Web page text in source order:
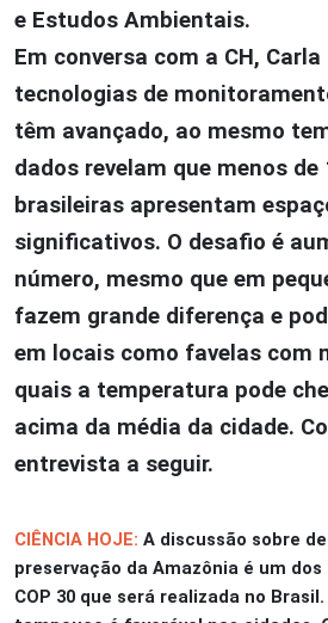
e Estudos Ambientais.
Em conversa com a CH,
tecnologias de
têm avançado, ao mesmo
dados revelam que menos de
brasileiras apresentam
significativos. O desafio é
número, mesmo que em
fazem grande diferença e
em locais como favelas com
quais a temperatura pode
acima da média da cidade.
entrevista a seguir.
CIÊNCIA HOJE: A discussão sobre
preservação da Amazônia é um
COP 30 que será realizada no